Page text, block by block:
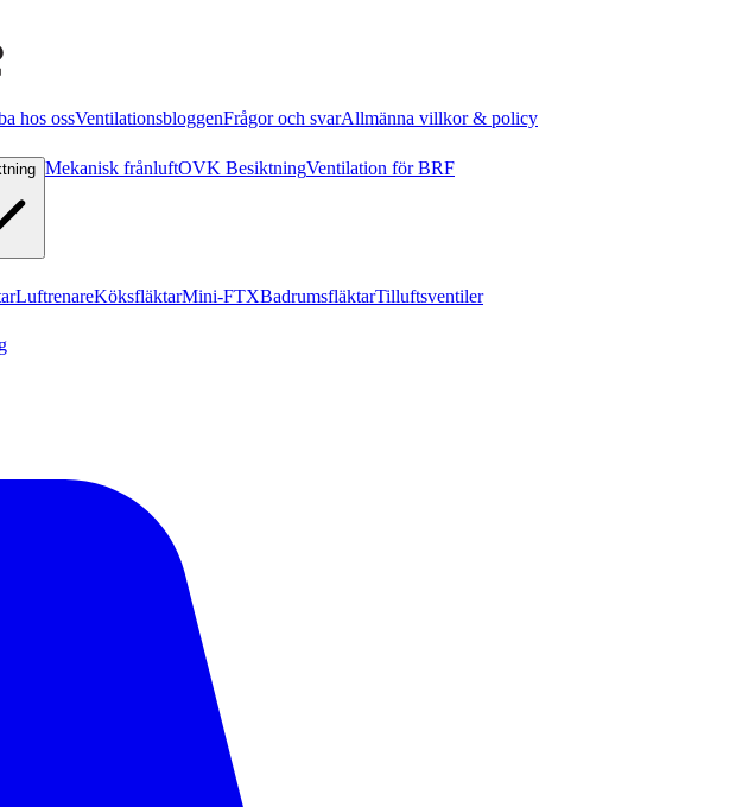
hos ossVentilationsbloggenFrågor och svarAllmänna villkor & policy
Mekanisk frånluftOVK BesiktningVentilation för BRF
LuftrenareKöksfläktarMini-FTXBadrumsfläktarTilluftsventiler